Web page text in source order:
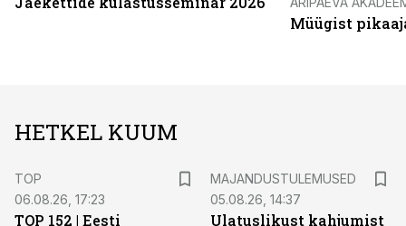
Müügist
HETKEL KUUM
TOP
06.08.26, 17:23
TOP 152 | Eesti
MAJANDUSTULEMUSED
05.08.26, 14:37
Ulatuslikust kahjumist